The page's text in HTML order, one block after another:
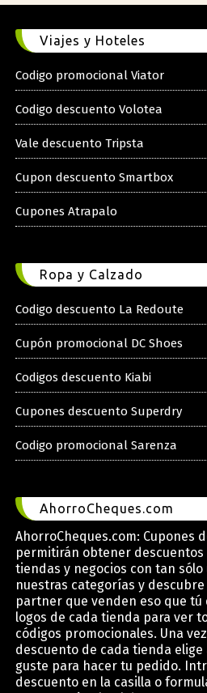
Viajes y Hoteles
Codigo promocional Viator
Codigo descuento Volotea
Vale descuento Tripsta
Cupon descuento Smartbox
Cupones Atrapalo
Ropa y Calzado
Codigo descuento La Redoute
Cupón promocional DC Shoes
Codigos descuento Kiabi
Cupones descuento Superdry
Codigo promocional Sarenza
AhorroCheques.com
AhorroCheques.com: Cupones
permitirán obtener
tiendas y negocios con tan
nuestras categorías y
partner que venden eso que tú
logos de cada tienda para ver
códigos promocionales. Una
descuento de cada tienda elige
guste para hacer tu pedido.
descuento en la casilla o